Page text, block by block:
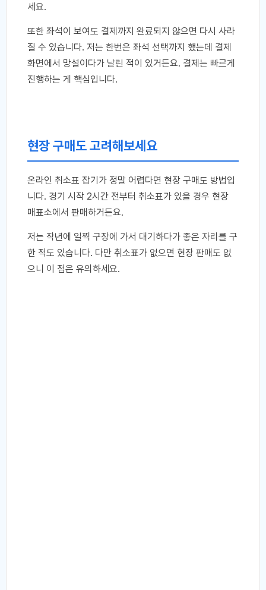
세요.
또한 좌석이 보여도 결제까지 완료되지 않으면 다시 사라
질 수 있습니다. 저는 한번은 좌석 선택까지 했는데 결제
화면에서 망설이다가 날린 적이 있거든요. 결제는 빠르게
진행하는 게 핵심입니다.
현장 구매도 고려해보세요
온라인 취소표 잡기가 정말 어렵다면 현장 구매도 방법입
니다. 경기 시작 2시간 전부터 취소표가 있을 경우 현장
매표소에서 판매하거든요.
저는 작년에 일찍 구장에 가서 대기하다가 좋은 자리를 구
한 적도 있습니다. 다만 취소표가 없으면 현장 판매도 없
으니 이 점은 유의하세요.